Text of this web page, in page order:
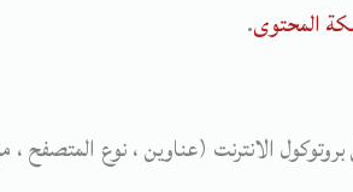
.
الانترنت (عناوين ، نوع المتصفح ،